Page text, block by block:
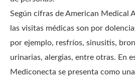
Según cifras de American Medical
las visitas médicas son por
por ejemplo, resfríos, sinusitis,
urinarias, alergias, entre otras. En
Mediconecta se presenta como